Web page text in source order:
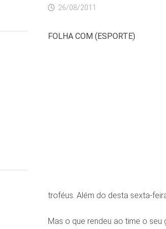
26/08/2011
FOLHA COM (ESPORTE)
troféus. Além do desta sexta-
Mas o que rendeu ao time o